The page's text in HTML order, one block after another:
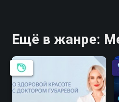
Ещё в жанре: